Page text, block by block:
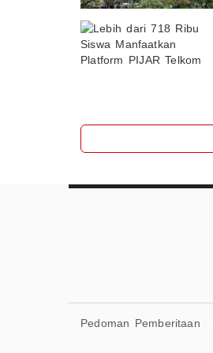
Pedoman Pemberitaan